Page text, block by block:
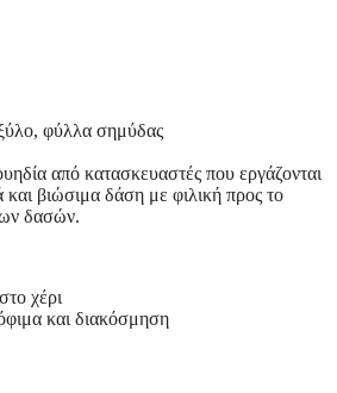
φύλλα σημύδας
από κατασκευαστές που εργάζονται
βιώσιμα δάση με φιλική προς το
δασών.
χέρι
και διακόσμηση